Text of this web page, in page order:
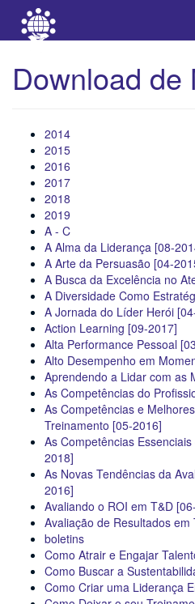
Início
Download de
2014
2015
2016
2017
2018
2019
A - C
A Alma da Liderança [08-
A Arte da Persuasão [04-
A Busca da Excelência no
A Diversidade Como
A Jornada do Líder Herói
Action Learning [09-2017]
Alta Performance Pessoal
Alto Desempenho em
Aprendendo a Lidar com as
As Competências do
As Competências e
Treinamento [05-2016]
As Competências
2018]
As Novas Tendências da
2016]
Avaliando o ROI em T&D
Avaliação de Resultados
boletins
Como Atrair e Engajar
Como Buscar a
Como Criar uma Liderança